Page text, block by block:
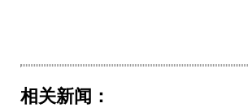
相关新闻：